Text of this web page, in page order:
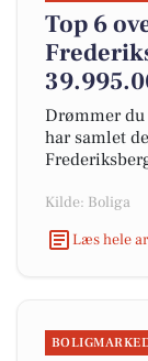
Top 6
Drømmer
har samlet
Kilde: Boliga
Læs hele